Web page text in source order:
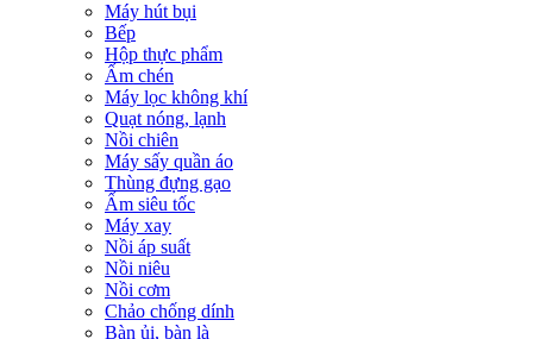
Máy hút bụi
Bếp
Hộp thực phẩm
Ấm chén
Máy lọc không khí
Quạt nóng, lạnh
Nồi chiên
Máy sấy quần áo
Thùng đựng gạo
Ấm siêu tốc
Máy xay
Nồi áp suất
Nồi niêu
Nồi cơm
Chảo chống dính
Bàn ủi, bàn là